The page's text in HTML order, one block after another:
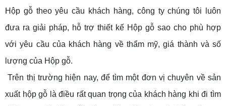
Hộp gỗ theo yêu cầu khách hàng, công ty chúng tôi luôn
đưa ra giải pháp, hỗ trợ thiết kế Hộp gỗ sao cho phù hợp
với yêu cầu của khách hàng về thẩm mỹ, giá thành và số
lượng của Hộp gỗ.
Trên thị trường hiện nay, để tìm một đơn vị chuyên về sản
xuất hộp gỗ là điều rất quan trọng của khách hàng khi đi tìm